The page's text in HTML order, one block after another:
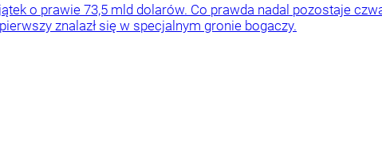
o prawie 73,5 mld dolarów. Co prawda nadal pozostaje
znalazł się w specjalnym gronie bogaczy.